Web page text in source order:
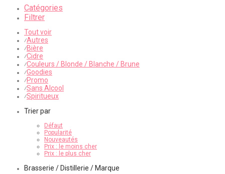
Catégories
Filtrer
Tout voir
⁄Autres
⁄Bière
⁄Cidre
⁄Couleurs / Blonde / Blanche / Brune
⁄Goodies
⁄Promo
⁄Sans Alcool
⁄Spiritueux
Trier par
Défaut
Popularité
Nouveautés
Prix : le moins cher
Prix : le plus cher
Brasserie / Distillerie / Marque